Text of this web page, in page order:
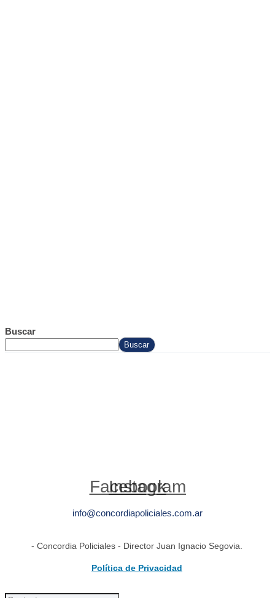
Buscar
Buscar
Facebook
Instagram
info@concordiapoliciales.com.ar
- Concordia Policiales - Director Juan Ignacio Segovia.
Política de Privacidad